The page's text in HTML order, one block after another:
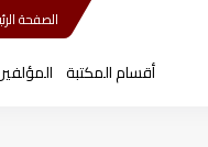
الصفحة
أقسام المكتبة